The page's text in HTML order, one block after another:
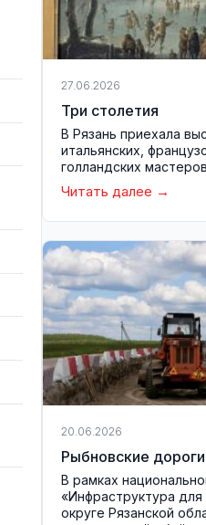
27.06.2026
Три столетия
В Рязань приехала
итальянских,
голландских
Читать далее
20.06.2026
Рыбновские дороги
В рамках
«Инфраструктура
округе Рязанской